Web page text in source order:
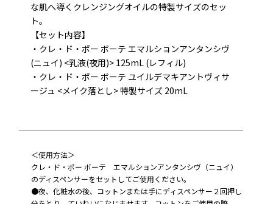
＜使用方法＞
クレ・ド・ポー ボーテ エマルションアンタンシヴ（ニュイ）
のディスペンサーをセットしてご使用ください。
●夜、化粧水の後、コットンまたは手にディスペンサー２回押し
な肌へ導くクレンジングオイルの特製サイズのセッ
ト。
【セット内容】
・クレ・ド・ポー ボーテ エマルションアンタンシヴ
(ニュイ) <乳液(夜用)> 125mL (レフィル)
・クレ・ド・ポー ボーテ ユイルデマキアントヴィサ
ージュ <メイク落とし> 特製サイズ 20mL